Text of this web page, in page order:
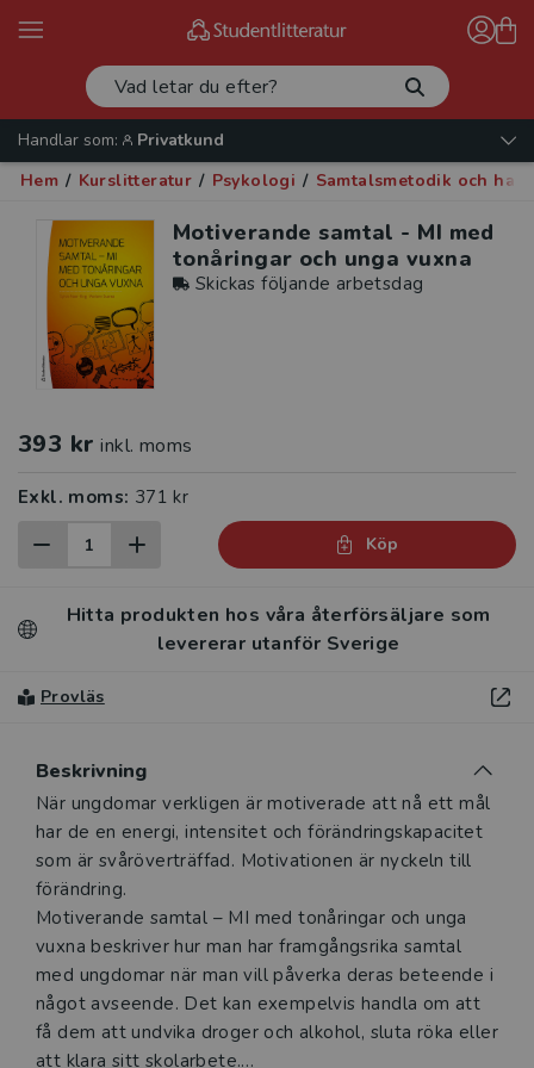
Handlar som:
Privatkund
Hem / Kurslitteratur / Psykologi / Samtalsmetodik och
Motiverande samtal - MI med
tonåringar och unga vuxna
Skickas följande arbetsdag
393 kr inkl. moms
Exkl. moms: 371 kr
Köp
Hitta produkten hos våra återförsäljare som
levererar utanför Sverige
Provläs
Beskrivning
Beskrivning
När ungdomar verkligen är motiverade att nå ett mål
har de en energi, intensitet och förändringskapacitet
som är svåröverträffad. Motivationen är nyckeln till
förändring.
Motiverande samtal – MI med tonåringar och unga
vuxna beskriver hur man har framgångsrika samtal
med ungdomar när man vill påverka deras beteende i
något avseende. Det kan exempelvis handla om att
få dem att undvika droger och alkohol, sluta röka eller
att klara sitt skolarbete.